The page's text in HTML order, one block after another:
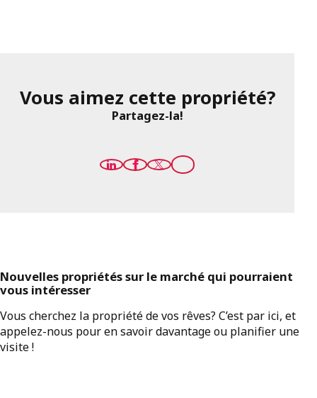
Vous aimez cette propriété?
Partagez-la!
Nouvelles propriétés sur le marché qui pourraient
vous intéresser
Vous cherchez la propriété de vos rêves? C’est par ici, et
appelez-nous pour en savoir davantage ou planifier une
visite !